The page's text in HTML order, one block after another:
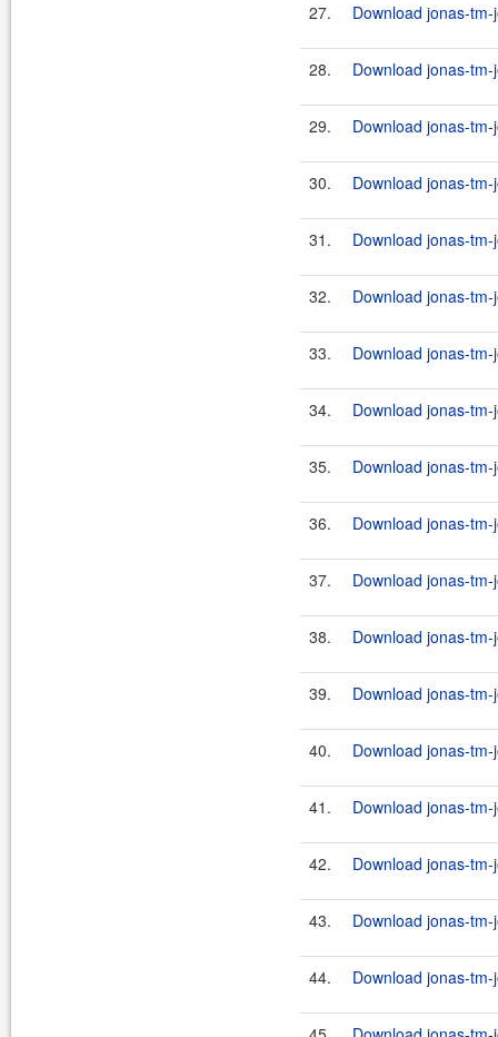
27. Download jonas-
28. Download jonas-
29. Download jonas-
30. Download jonas-
31. Download jonas-
32. Download jonas-
33. Download jonas-
34. Download jonas-
35. Download jonas-
36. Download jonas-
37. Download jonas-
38. Download jonas-
39. Download jonas-
40. Download jonas-
41. Download jonas-
42. Download jonas-
43. Download jonas-
44. Download jonas-